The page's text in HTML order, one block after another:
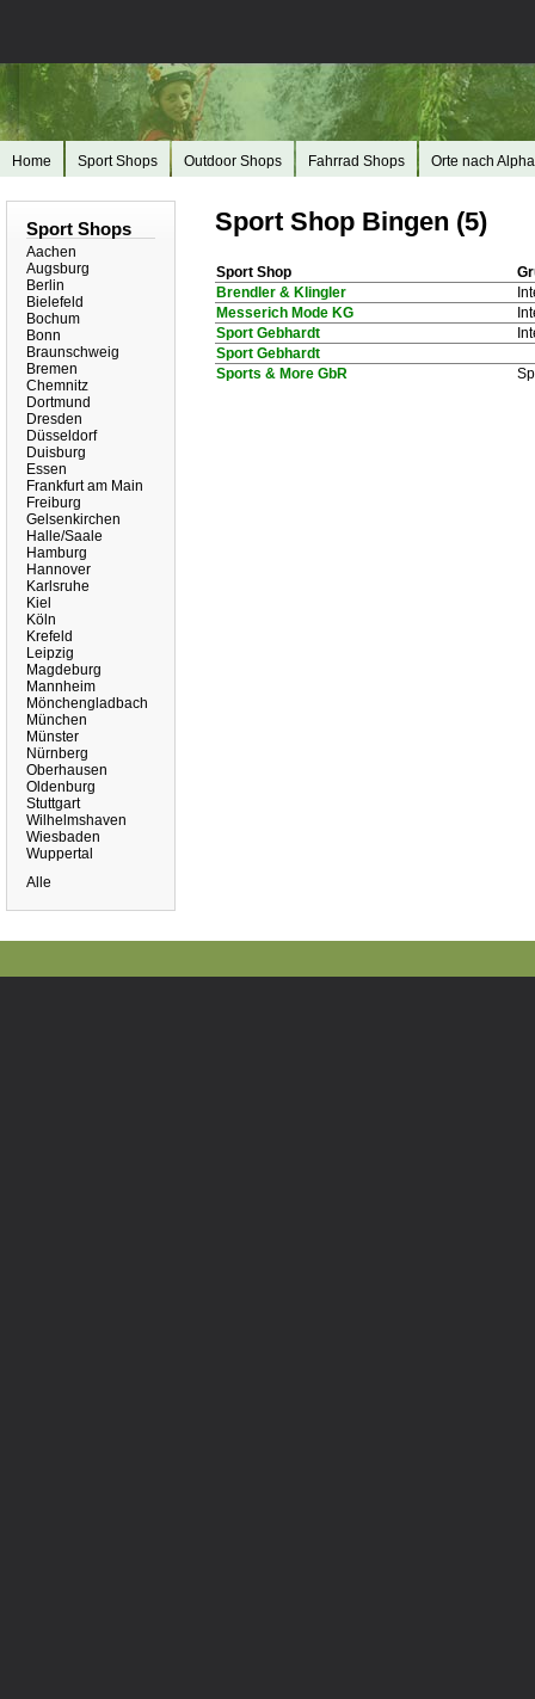
Home Sport Shops Outdoor Shops Fahrrad Shops Orte nach
Sport Shops
Aachen
Augsburg
Berlin
Bielefeld
Bochum
Bonn
Braunschweig
Bremen
Chemnitz
Dortmund
Dresden
Düsseldorf
Duisburg
Essen
Frankfurt am Main
Freiburg
Gelsenkirchen
Halle/Saale
Hamburg
Hannover
Karlsruhe
Kiel
Köln
Krefeld
Leipzig
Magdeburg
Mannheim
Mönchengladbach
München
Münster
Nürnberg
Oberhausen
Oldenburg
Stuttgart
Wilhelmshaven
Wiesbaden
Wuppertal
Alle
Sport Shop Bingen (5)
Sport Shop
Brendler & Klingler
Messerich Mode KG
Sport Gebhardt
Sport Gebhardt
Sports & More GbR